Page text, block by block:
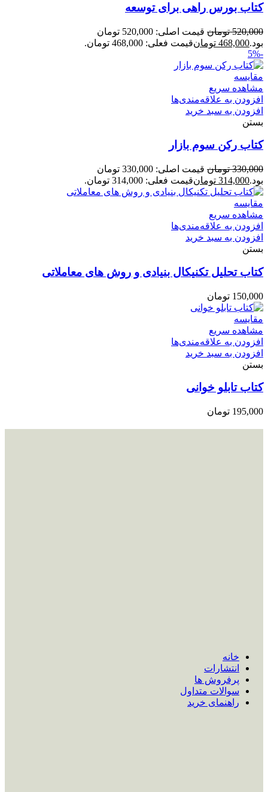
کتاب بورس راهی برای توسعه
520,000 تومان
قیمت اصلی: 520,000 تومان
بود.468,000 تومانقیمت فعلی: 468,000 تومان.
-5%
مقایسه
مشاهده سریع
افزودن به علاقه‌مندی‌ها
افزودن به سبد خرید
بستن
کتاب رکن سوم بازار
330,000 تومان
قیمت اصلی: 330,000 تومان
بود.314,000 تومانقیمت فعلی: 314,000 تومان.
مقایسه
مشاهده سریع
افزودن به علاقه‌مندی‌ها
افزودن به سبد خرید
بستن
کتاب تحلیل تکنیکال بنیادی و روش های معاملاتی
150,000 تومان
مقایسه
مشاهده سریع
افزودن به علاقه‌مندی‌ها
افزودن به سبد خرید
بستن
کتاب تابلو خوانی
195,000 تومان
خانه
انتشارات
پرفروش ها
سوالات متداول
راهنمای خرید